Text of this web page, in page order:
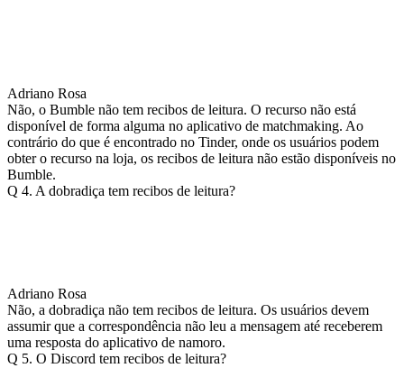
Adriano Rosa
Não, o Bumble não tem recibos de leitura. O recurso não está
disponível de forma alguma no aplicativo de matchmaking. Ao
contrário do que é encontrado no Tinder, onde os usuários podem
obter o recurso na loja, os recibos de leitura não estão disponíveis no
Bumble.
Q 4. A dobradiça tem recibos de leitura?
Adriano Rosa
Não, a dobradiça não tem recibos de leitura. Os usuários devem
assumir que a correspondência não leu a mensagem até receberem
uma resposta do aplicativo de namoro.
Q 5. O Discord tem recibos de leitura?